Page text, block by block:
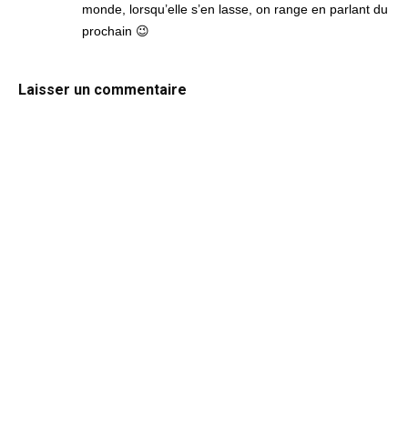
monde, lorsqu’elle s’en lasse, on range en parlant du
prochain 😉
Laisser un commentaire